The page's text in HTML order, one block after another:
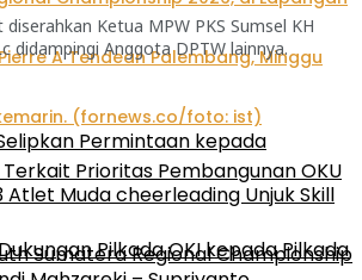
Atlet Muda cheerleading Unjuk Skill
Sumatera Regional Championship
Ketua MPW PKS Sumsel KH
didampingi Anggota DPTW lainnya.
Permintaan kepada
Prioritas Pembangunan OKU
Pilkada OKI kepada Pilkada